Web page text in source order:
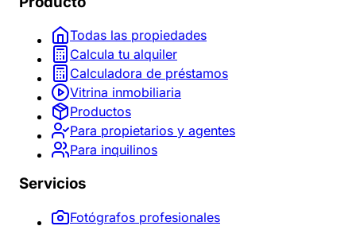
Todas las propiedades
Calcula tu alquiler
Calculadora de préstamos
Vitrina inmobiliaria
Productos
Para propietarios y agentes
Para inquilinos
Servicios
Fotógrafos profesionales